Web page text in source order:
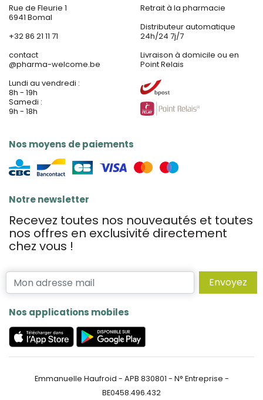
Rue de Fleurie 1
6941 Bomal
+32 86 21 11 71
contact
@pharma-welcome.be
Lundi au vendredi :
8h - 19h
Samedi :
9h - 18h
Nos moyens de paiements
Retrait à la pharmacie
Distributeur automatique
24h/24 7j/7
Livraison à domicile ou en
Point Relais
Notre newsletter
Recevez toutes nos nouveautés et toutes
nos offres en exclusivité directement
chez vous !
Envoyez
Nos applications mobiles
Emmanuelle Haufroid - APB 830801 - N° Entreprise -
BE0458.496.432